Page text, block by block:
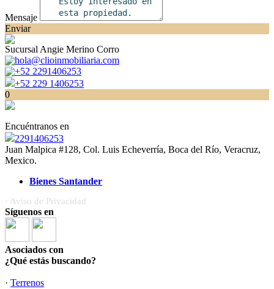
Mensaje
Enviar
Sucursal Angie Merino Corro
hola@clioinmobiliaria.com
+52 2291406253
+52 229 1406253
0
Encuéntranos en
2291406253
Juan Malpica #128, Col. Luis Echeverría, Boca del Río, Veracruz,
Mexico.
Bienes Santander
· Aviso de Privacidad
Síguenos en
Asociados con
¿Qué estás buscando?
· Terrenos